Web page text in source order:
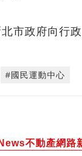
市政府向行
#國民運動中心
不動產網路